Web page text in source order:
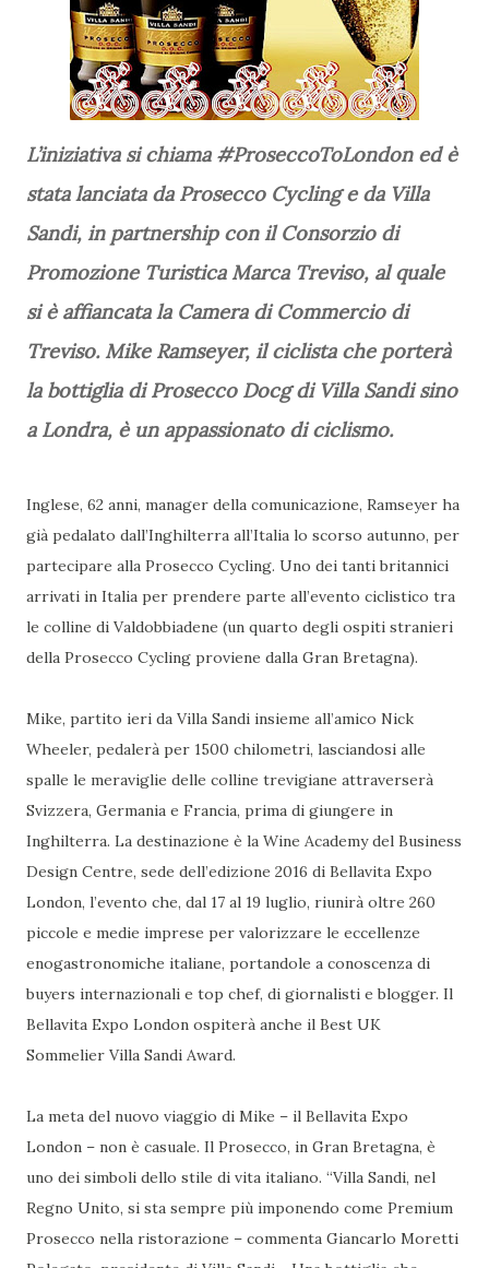
L’iniziativa si chiama #ProseccoToLondon ed è
stata lanciata da Prosecco Cycling e da Villa
Sandi, in partnership con il Consorzio di
Promozione Turistica Marca Treviso, al quale
si è affiancata la Camera di Commercio di
Treviso. Mike Ramseyer, il ciclista che porterà
la bottiglia di Prosecco Docg di Villa Sandi sino
a Londra, è un appassionato di ciclismo.
Inglese, 62 anni, manager della comunicazione, Ramseyer ha
già pedalato dall’Inghilterra all’Italia lo scorso autunno, per
partecipare alla Prosecco Cycling. Uno dei tanti britannici
arrivati in Italia per prendere parte all’evento ciclistico tra
le colline di Valdobbiadene (un quarto degli ospiti stranieri
della Prosecco Cycling proviene dalla Gran Bretagna).
Mike, partito ieri da Villa Sandi insieme all’amico Nick
Wheeler, pedalerà per 1500 chilometri, lasciandosi alle
spalle le meraviglie delle colline trevigiane attraverserà
Svizzera, Germania e Francia, prima di giungere in
Inghilterra. La destinazione è la Wine Academy del Business
Design Centre, sede dell’edizione 2016 di Bellavita Expo
London, l’evento che, dal 17 al 19 luglio, riunirà oltre 260
piccole e medie imprese per valorizzare le eccellenze
enogastronomiche italiane, portandole a conoscenza di
buyers internazionali e top chef, di giornalisti e blogger. Il
Bellavita Expo London ospiterà anche il Best UK
Sommelier Villa Sandi Award.
La meta del nuovo viaggio di Mike – il Bellavita Expo
London – non è casuale. Il Prosecco, in Gran Bretagna, è
uno dei simboli dello stile di vita italiano. “Villa Sandi, nel
Regno Unito, si sta sempre più imponendo come Premium
Prosecco nella ristorazione – commenta Giancarlo Moretti